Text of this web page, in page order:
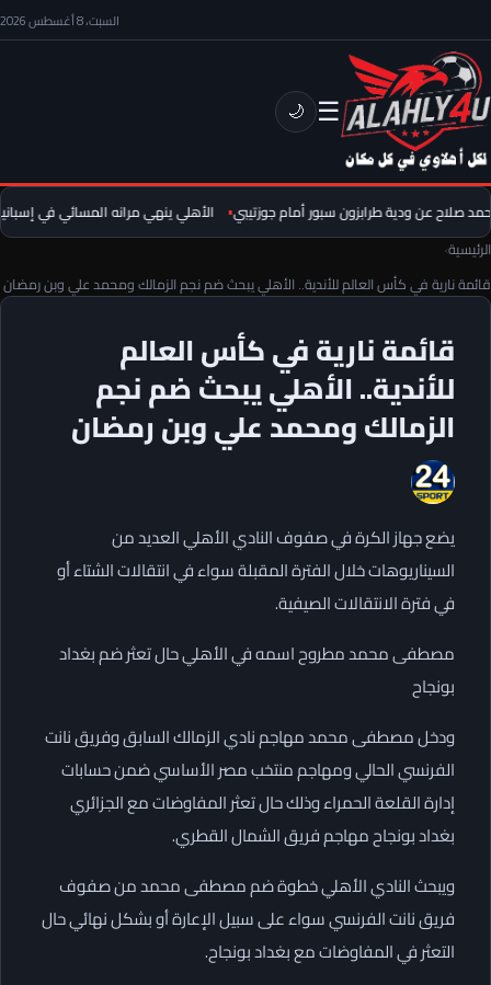
السبت، 8 أغسطس 2026
☰
🌙
صلاح عن ودية طرابزون سبور أمام جوزتيبي
الأهلي ينهي مرانه المسائي في
الرئيسية›
قائمة نارية في كأس العالم للأندية.. الأهلي يبحث ضم نجم الزمالك ومحمد علي وبن رمضان
قائمة نارية في كأس العالم
للأندية.. الأهلي يبحث ضم نجم
الزمالك ومحمد علي وبن رمضان
يضع جهاز الكرة في صفوف النادي الأهلي العديد من
السيناريوهات خلال الفترة المقبلة سواء في انتقالات الشتاء أو
في فترة الانتقالات الصيفية.
مصطفى محمد مطروح اسمه في الأهلي حال تعثر ضم بغداد
بونجاح
ودخل مصطفى محمد مهاجم نادي الزمالك السابق وفريق نانت
الفرنسي الحالي ومهاجم منتخب مصر الأساسي ضمن حسابات
إدارة القلعة الحمراء وذلك حال تعثر المفاوضات مع الجزائري
بغداد بونجاح مهاجم فريق الشمال القطري.
ويبحث النادي الأهلي خطوة ضم مصطفى محمد من صفوف
فريق نانت الفرنسي سواء على سبيل الإعارة أو بشكل نهائي حال
التعثر في المفاوضات مع بغداد بونجاح.